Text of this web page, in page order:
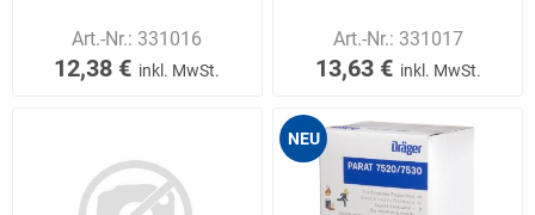
Art.-Nr.: 331016
12,38 € inkl. MwSt.
Art.-Nr.: 331017
13,63 € inkl. MwSt.
NEU